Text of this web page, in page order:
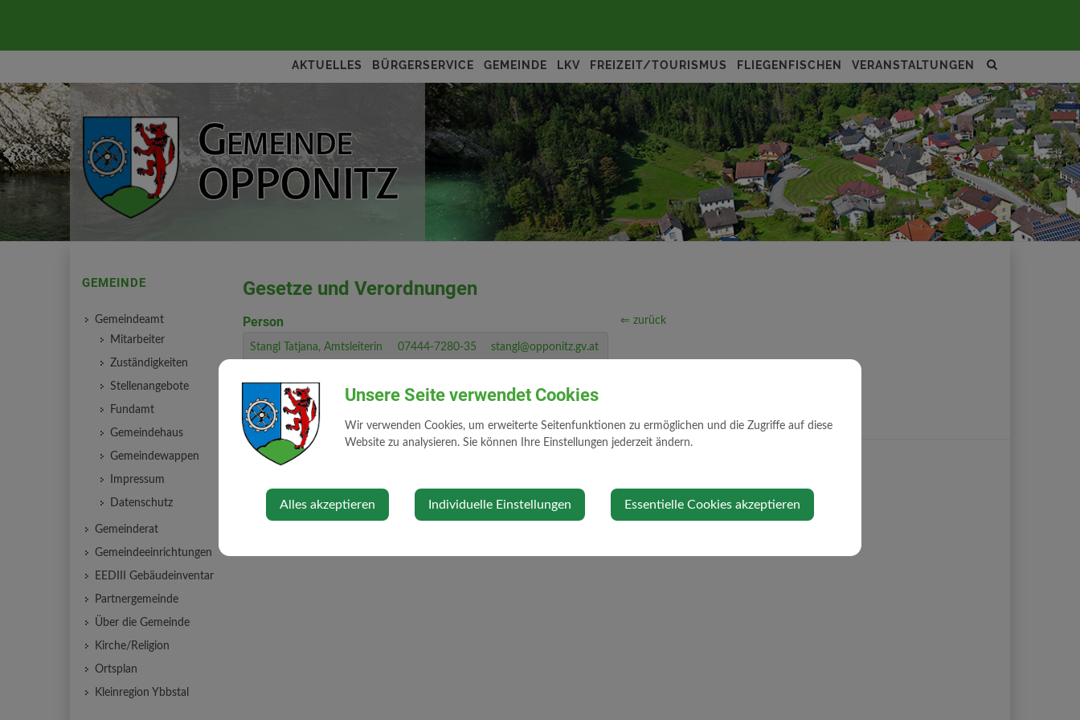
Site
toggle
AKTUELLES BÜRGERSERVICE GEMEINDE LKV FREIZEIT/TOURISMUS FLIEGENFISCHEN VERANSTALTUNGEN
Gesetze und Verordnungen
Person
Stangl Tatjana, Amtsleiterin 07444-7280-35 stangl@opponitz.gv.at
⇐ zurück
GEMEINDE
Gemeindeamt
Mitarbeiter
Zuständigkeiten
Stellenangebote
Fundamt
Gemeindehaus
Gemeindewappen
Impressum
Datenschutz
Gemeinderat
Gemeindeeinrichtungen
EEDIII Gebäudeinventar
Partnergemeinde
Über die Gemeinde
Kirche/Religion
Ortsplan
Kleinregion Ybbstal
Unsere Seite verwendet Cookies
Wir verwenden Cookies, um erweiterte Seitenfunktionen zu ermöglichen und die Zugriffe auf diese
Website zu analysieren. Sie können Ihre Einstellungen jederzeit ändern.
Alles akzeptieren Individuelle Einstellungen Essentielle Cookies akzeptieren